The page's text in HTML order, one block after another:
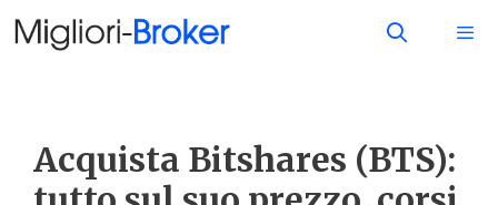
Acquista Bitshares (BTS):